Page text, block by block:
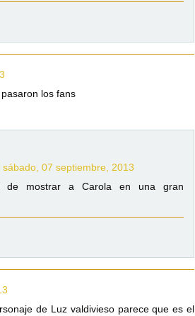
los fans
sábado, 07 septiembre, 2013
de mostrar a Carola en una gran
de Luz valdivieso parece que es el